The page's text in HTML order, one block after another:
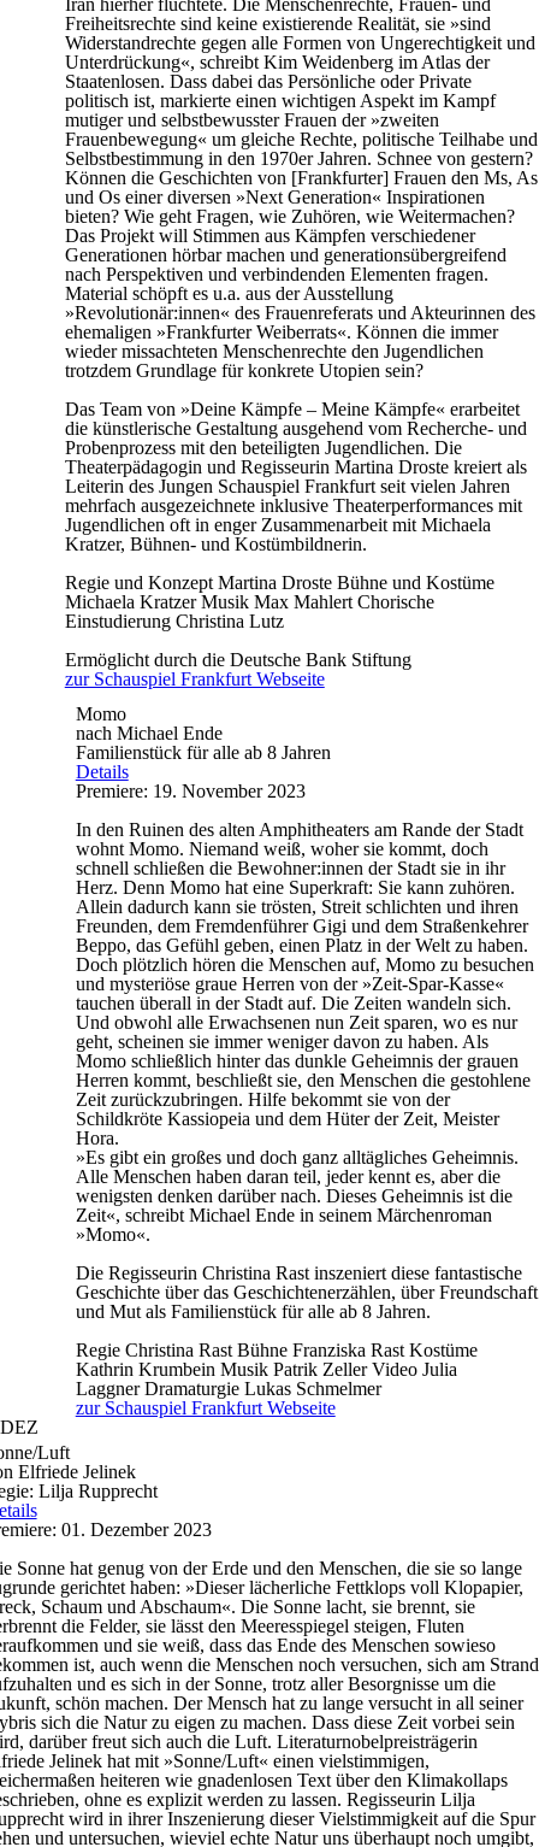
Freiheitsrechte sind keine existierende Realität, sie »sind
Widerstandrechte gegen alle Formen von Ungerechtigkeit und
Unterdrückung«, schreibt Kim Weidenberg im Atlas der
Staatenlosen. Dass dabei das Persönliche oder Private
politisch ist, markierte einen wichtigen Aspekt im Kampf
mutiger und selbstbewusster Frauen der »zweiten
Frauenbewegung« um gleiche Rechte, politische Teilhabe und
Selbstbestimmung in den 1970er Jahren. Schnee von gestern?
Können die Geschichten von [Frankfurter] Frauen den Ms, As
und Os einer diversen »Next Generation« Inspirationen
bieten? Wie geht Fragen, wie Zuhören, wie Weitermachen?
Das Projekt will Stimmen aus Kämpfen verschiedener
Generationen hörbar machen und generationsübergreifend
nach Perspektiven und verbindenden Elementen fragen.
Material schöpft es u.a. aus der Ausstellung
»Revolutionär:innen« des Frauenreferats und Akteurinnen des
ehemaligen »Frankfurter Weiberrats«. Können die immer
wieder missachteten Menschenrechte den Jugendlichen
trotzdem Grundlage für konkrete Utopien sein?
Das Team von »Deine Kämpfe – Meine Kämpfe« erarbeitet
die künstlerische Gestaltung ausgehend vom Recherche- und
Probenprozess mit den beteiligten Jugendlichen. Die
Theaterpädagogin und Regisseurin Martina Droste kreiert als
Leiterin des Jungen Schauspiel Frankfurt seit vielen Jahren
mehrfach ausgezeichnete inklusive Theaterperformances mit
Jugendlichen oft in enger Zusammenarbeit mit Michaela
Kratzer, Bühnen- und Kostümbildnerin.
Regie und Konzept Martina Droste Bühne und Kostüme
Michaela KratzerMusik Max Mahlert Chorische
EinstudierungChristina Lutz
Ermöglicht durch die Deutsche Bank Stiftung
zur Schauspiel Frankfurt Webseite
Momo
nach Michael Ende
Familienstück für alle ab 8 Jahren
Details
Premiere: 19. November 2023
In den Ruinen des alten Amphitheaters am Rande der Stadt
wohnt Momo. Niemand weiß, woher sie kommt, doch
schnell schließen die Bewohner:innen der Stadt sie in ihr
Herz. Denn Momo hat eine Superkraft: Sie kann zuhören.
Allein dadurch kann sie trösten, Streit schlichten und ihren
Freunden, dem Fremdenführer Gigi und dem Straßenkehrer
Beppo, das Gefühl geben, einen Platz in der Welt zu haben.
Doch plötzlich hören die Menschen auf, Momo zu besuchen
und mysteriöse graue Herren von der »Zeit-Spar-Kasse«
tauchen überall in der Stadt auf. Die Zeiten wandeln sich.
Und obwohl alle Erwachsenen nun Zeit sparen, wo es nur
geht, scheinen sie immer weniger davon zu haben. Als
Momo schließlich hinter das dunkle Geheimnis der grauen
Herren kommt, beschließt sie, den Menschen die gestohlene
Zeit zurückzubringen. Hilfe bekommt sie von der
Schildkröte Kassiopeia und dem Hüter der Zeit, Meister
Hora.
»Es gibt ein großes und doch ganz alltägliches Geheimnis.
Alle Menschen haben daran teil, jeder kennt es, aber die
wenigsten denken darüber nach. Dieses Geheimnis ist die
Zeit«, schreibt Michael Ende in seinem Märchenroman
»Momo«.
Die Regisseurin Christina Rast inszeniert diese fantastische
Geschichte über das Geschichtenerzählen, über Freundschaft
und Mut als Familienstück für alle ab 8 Jahren.
RegieChristina Rast BühneFranziska Rast Kostüme
Kathrin Krumbein MusikPatrik ZellerVideoJulia
LaggnerDramaturgieLukas Schmelmer
zur Schauspiel Frankfurt Webseite
DEZ
Luft
Elfriede Jelinek
Lilja Rupprecht
01. Dezember 2023
Sonne hat genug von der Erde und den Menschen, die sie so lange
gerichtet haben: »Dieser lächerliche Fettklops voll Klopapier,
Schaum und Abschaum«. Die Sonne lacht, sie brennt, sie
die Felder, sie lässt den Meeresspiegel steigen, Fluten
und sie weiß, dass das Ende des Menschen sowieso
ist, auch wenn die Menschen noch versuchen, sich am Strand
und es sich in der Sonne, trotz aller Besorgnisse um die
schön machen. Der Mensch hat zu lange versucht in all seiner
sich die Natur zu eigen zu machen. Dass diese Zeit vorbei sein
darüber freut sich auch die Luft. Literaturnobelpreisträgerin
Jelinek hat mit »Sonne/Luft« einen vielstimmigen,
heiteren wie gnadenlosen Text über den Klimakollaps
ohne es explizit werden zu lassen. Regisseurin Lilja
wird in ihrer Inszenierung dieser Vielstimmigkeit auf die Spur
und untersuchen, wieviel echte Natur uns überhaupt noch umgibt,